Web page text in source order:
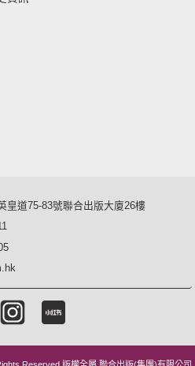
皇道75-83號聯合出版大廈26樓